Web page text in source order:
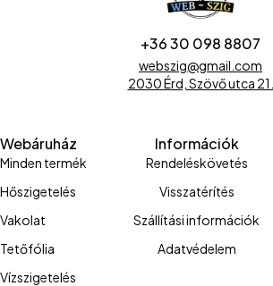
+36 30 098 8807
webszig@gmail.com
2030 Érd, Szövő utca 21.
Webáruház
Minden termék
Hőszigetelés
Vakolat
Tetőfólia
Vízszigetelés
Információk
Rendeléskövetés
Visszatérítés
Szállítási információk
Adatvédelem